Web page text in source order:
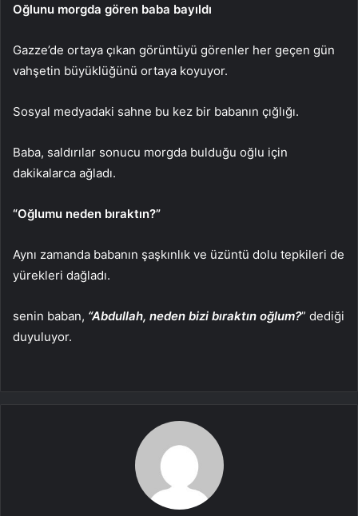
Oğlunu morgda gören baba bayıldı
Gazze’de ortaya çıkan görüntüyü görenler her geçen gün
vahşetin büyüklüğünü ortaya koyuyor.
Sosyal medyadaki sahne bu kez bir babanın çığlığı.
Baba, saldırılar sonucu morgda bulduğu oğlu için
dakikalarca ağladı.
“Oğlumu neden bıraktın?”
Aynı zamanda babanın şaşkınlık ve üzüntü dolu tepkileri de
yürekleri dağladı.
senin baban, “Abdullah, neden bizi bıraktın oğlum?” dediği
duyuluyor.